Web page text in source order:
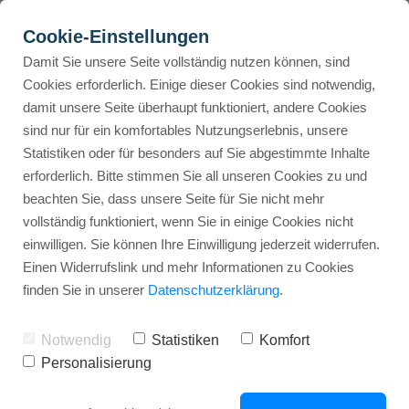
FUNKTIONEN
Bewertungslink
QR-Code-Bewertungen
ANWENDUNGSFALL
Platzierung #1 im Google Ranking
BEWERTUNGSPLATTFORMEN
Google Bewertungen
RESSOURCEN
Blog
Akademie
Kundensupport
QR-Code für Banner,
Flyer und Aufsteller
Mit einem QR-Code machen Sie das
Einsammeln von Bewertungen in Ihrem
Ladengeschäft oder auf Messen super
einfach. Einfach Scannen, Sterne geben
Cookie-Einstellungen
Damit Sie unsere Seite vollständig nutzen können, sind
Cookies erforderlich. Einige dieser Cookies sind notwendig,
damit unsere Seite überhaupt funktioniert, andere Cookies
sind nur für ein komfortables Nutzungserlebnis, unsere
Statistiken oder für besonders auf Sie abgestimmte Inhalte
erforderlich. Bitte stimmen Sie all unseren Cookies zu und
beachten Sie, dass unsere Seite für Sie nicht mehr
vollständig funktioniert, wenn Sie in einige Cookies nicht
einwilligen. Sie können Ihre Einwilligung jederzeit widerrufen.
Einen Widerrufslink und mehr Informationen zu Cookies
finden Sie in unserer Datenschutzerklärung.
Notwendig Statistiken
Komfort
Personalisierung